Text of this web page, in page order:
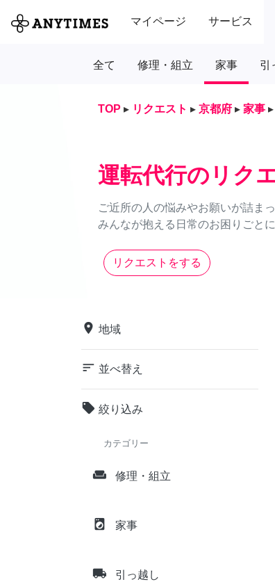
マイページ サービス
全て 修理・組立 家事 引
TOP ▸ リクエスト ▸ 京都府 ▸ 家事 ▸
運転代行のリク
ご近所の人の悩みやお願いが詰ま
みんなが抱える日常のお困りごと
リクエストをする
place 地域
sort 並べ替え
local_offer 絞り込み
カテゴリー
weekend 修理・組立
local_laundry_service 家事
local_shipping 引っ越し